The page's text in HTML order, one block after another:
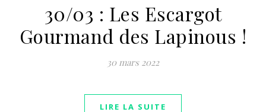
30/03 : Les Escargot
Gourmand des Lapinous !
30 mars 2022
LIRE LA SUITE